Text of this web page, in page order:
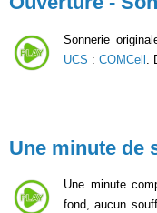
Sonnerie
UCS : COMCell
Une minute de
Une minute
fond, aucun